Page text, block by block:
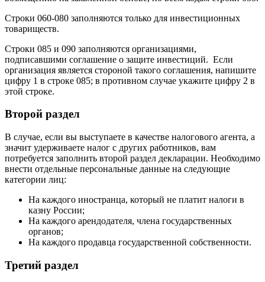
Строки 060-080 заполняются только для инвестиционных
товариществ.
Строки 085 и 090 заполняются организациями,
подписавшими соглашение о защите инвестиций. Если
организация является стороной такого соглашения, напишите
цифру 1 в строке 085; в противном случае укажите цифру 2 в
этой строке.
Второй раздел
В случае, если вы выступаете в качестве налогового агента, а
значит удерживаете налог с других работников, вам
потребуется заполнить второй раздел декларации. Необходимо
внести отдельные персональные данные на следующие
категории лиц:
На каждого иностранца, который не платит налоги в
казну России;
На каждого арендодателя, члена государственных
органов;
На каждого продавца государственной собственности.
Третий раздел